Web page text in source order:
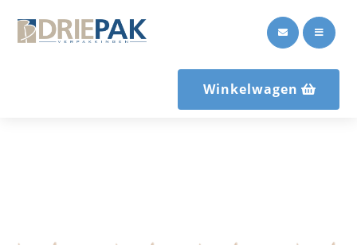
 
Winkelwagen